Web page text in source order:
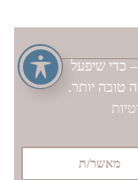
כדי שיפעל
טובה יותר.
מאשר/ת